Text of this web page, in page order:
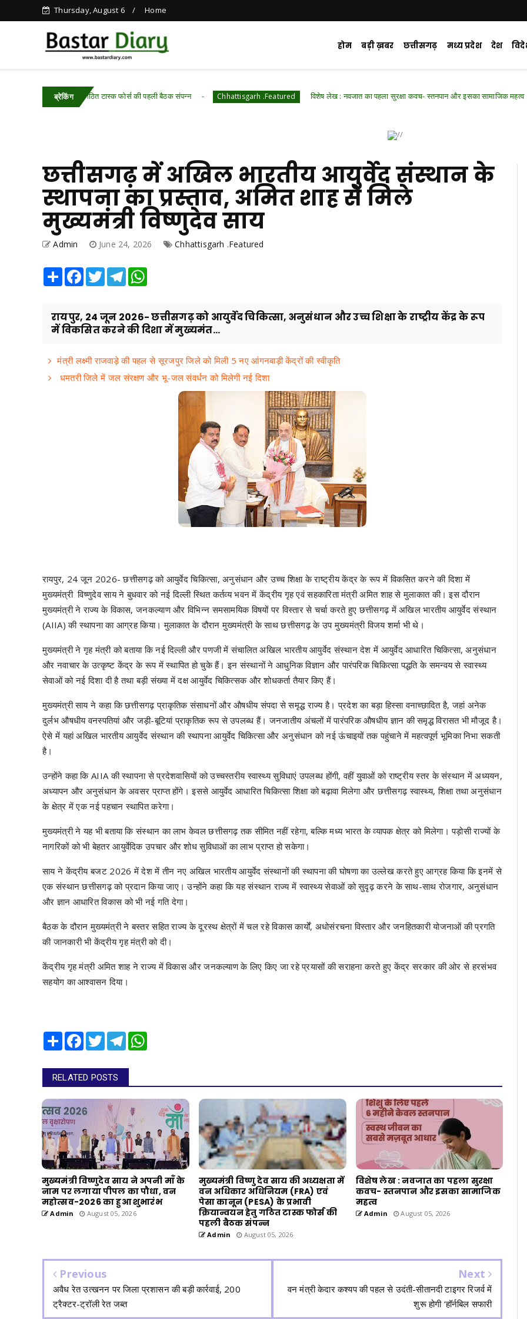
Thursday, August 6 Home
होम बड़ी ख़बर छत्तीसगढ़ मध्य प्रदेश देश
ब्रेकिंग
हेतु गठित टास्क फोर्स की पहली बैठक संपन्न Chhattisgarh .Featured विशेष लेख : नवजात का पहला सुरक्षा कवच- स्तनपान और इसका सामाजिक महत्व
छत्तीसगढ़ में अखिल भारतीय आयुर्वेद संस्थान के
स्थापना का प्रस्ताव, अमित शाह से मिले
मुख्यमंत्री विष्णुदेव साय
Admin June 24, 2026 Chhattisgarh .Featured
Share Facebook
TwitterTelegram
रायपुर, 24 जून 2026- छत्तीसगढ़ को आयुर्वेद चिकित्सा, अनुसंधान और उच्च शिक्षा के राष्ट्रीय केंद्र के रूप
में विकसित करने की दिशा में मुख्यमंत...
मंत्री लक्ष्मी राजवाड़े की पहल से सूरजपुर जिले को मिली 5 नए आंगनबाड़ी केंद्रों की स्वीकृति
धमतरी जिले में जल संरक्षण और भू-जल संवर्धन को मिलेगी नई दिशा
रायपुर, 24 जून 2026- छत्तीसगढ़ को आयुर्वेद चिकित्सा, अनुसंधान और उच्च शिक्षा के राष्ट्रीय केंद्र के रूप में विकसित करने की दिशा में
मुख्यमंत्री विष्णुदेव साय ने बुधवार को नई दिल्ली स्थित कर्तव्य भवन में केंद्रीय गृह एवं सहकारिता मंत्री अमित शाह से मुलाकात की। इस दौरान
मुख्यमंत्री ने राज्य के विकास, जनकल्याण और विभिन्न समसामयिक विषयों पर विस्तार से चर्चा करते हुए छत्तीसगढ़ में अखिल भारतीय आयुर्वेद संस्थान
(AIIA) की स्थापना का आग्रह किया। मुलाकात के दौरान मुख्यमंत्री के साथ छत्तीसगढ़ के उप मुख्यमंत्री विजय शर्मा भी थे।
मुख्यमंत्री ने गृह मंत्री को बताया कि नई दिल्ली और पणजी में संचालित अखिल भारतीय आयुर्वेद संस्थान देश में आयुर्वेद आधारित चिकित्सा, अनुसंधान
और नवाचार के उत्कृष्ट केंद्र के रूप में स्थापित हो चुके हैं। इन संस्थानों ने आधुनिक विज्ञान और पारंपरिक चिकित्सा पद्धति के समन्वय से स्वास्थ्य
सेवाओं को नई दिशा दी है तथा बड़ी संख्या में दक्ष आयुर्वेद चिकित्सक और शोधकर्ता तैयार किए हैं।
मुख्यमंत्री साय ने कहा कि छत्तीसगढ़ प्राकृतिक संसाधनों और औषधीय संपदा से समृद्ध राज्य है। प्रदेश का बड़ा हिस्सा वनाच्छादित है, जहां अनेक
दुर्लभ औषधीय वनस्पतियां और जड़ी-बूटियां प्राकृतिक रूप से उपलब्ध हैं। जनजातीय अंचलों में पारंपरिक औषधीय ज्ञान की समृद्ध विरासत भी मौजूद है।
ऐसे में यहां अखिल भारतीय आयुर्वेद संस्थान की स्थापना आयुर्वेद चिकित्सा और अनुसंधान को नई ऊंचाइयों तक पहुंचाने में महत्वपूर्ण भूमिका निभा सकती
है।
उन्होंने कहा कि AIIA की स्थापना से प्रदेशवासियों को उच्चस्तरीय स्वास्थ्य सुविधाएं उपलब्ध होंगी, वहीं युवाओं को राष्ट्रीय स्तर के संस्थान में अध्ययन,
अध्यापन और अनुसंधान के अवसर प्राप्त होंगे। इससे आयुर्वेद आधारित चिकित्सा शिक्षा को बढ़ावा मिलेगा और छत्तीसगढ़ स्वास्थ्य, शिक्षा तथा अनुसंधान
के क्षेत्र में एक नई पहचान स्थापित करेगा।
मुख्यमंत्री ने यह भी बताया कि संस्थान का लाभ केवल छत्तीसगढ़ तक सीमित नहीं रहेगा, बल्कि मध्य भारत के व्यापक क्षेत्र को मिलेगा। पड़ोसी राज्यों के
नागरिकों को भी बेहतर आयुर्वेदिक उपचार और शोध सुविधाओं का लाभ प्राप्त हो सकेगा।
साय ने केंद्रीय बजट 2026 में देश में तीन नए अखिल भारतीय आयुर्वेद संस्थानों की स्थापना की घोषणा का उल्लेख करते हुए आग्रह किया कि इनमें से
एक संस्थान छत्तीसगढ़ को प्रदान किया जाए। उन्होंने कहा कि यह संस्थान राज्य में स्वास्थ्य सेवाओं को सुदृढ़ करने के साथ-साथ रोजगार, अनुसंधान
और ज्ञान आधारित विकास को भी नई गति देगा।
बैठक के दौरान मुख्यमंत्री ने बस्तर सहित राज्य के दूरस्थ क्षेत्रों में चल रहे विकास कार्यों, अधोसंरचना विस्तार और जनहितकारी योजनाओं की प्रगति
की जानकारी भी केंद्रीय गृह मंत्री को दी।
केंद्रीय गृह मंत्री अमित शाह ने राज्य में विकास और जनकल्याण के लिए किए जा रहे प्रयासों की सराहना करते हुए केंद्र सरकार की ओर से हरसंभव
सहयोग का आश्वासन दिया।
Share Facebook
TwitterTelegram
RELATED POSTS
मुख्यमंत्री विष्णुदेव साय ने अपनी माँ के
नाम पर लगाया पीपल का पौधा, वन
महोत्सव-2026 का हुआ शुभारंभ
Admin August 05, 2026
मुख्यमंत्री विष्णु देव साय की अध्यक्षता में
वन अधिकार अधिनियम (FRA) एवं
पेसा कानून (PESA) के प्रभावी
क्रियान्वयन हेतु गठित टास्क फोर्स की
पहली बैठक संपन्न
Admin August 05, 2026
विशेष लेख : नवजात का पहला सुरक्षा
कवच- स्तनपान और इसका सामाजिक
महत्व
Admin August 05, 2026
Previous
अवैध रेत उत्खनन पर जिला प्रशासन की बड़ी कार्रवाई, 200
ट्रैक्टर-ट्रॉली रेत जब्त
Next
वन मंत्री केदार कश्यप की पहल से उदंती-सीतानदी टाइगर रिजर्व में
शुरू होगी ‘हॉर्नबिल सफारी